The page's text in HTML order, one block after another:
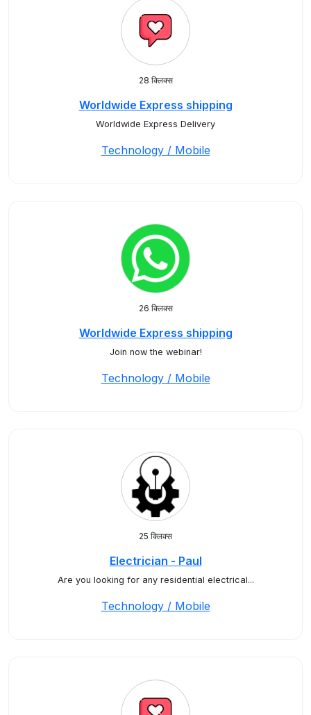
28 क्लिक्स
Worldwide Express shipping
Worldwide Express Delivery
Technology / Mobile
26 क्लिक्स
Worldwide Express shipping
Join now the webinar!
Technology / Mobile
25 क्लिक्स
Electrician - Paul
Are you looking for any residential electrical...
Technology / Mobile